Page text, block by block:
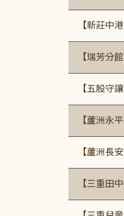
【新莊中
【瑞芳分
【五股守
【蘆洲永
【蘆洲長
【三重田